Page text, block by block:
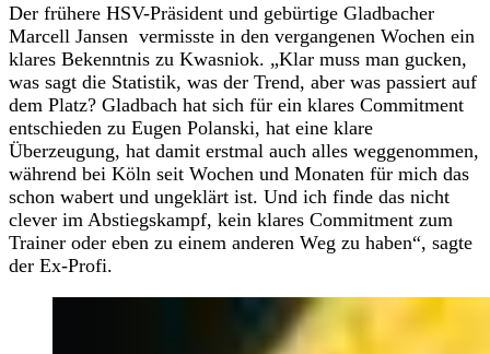
Der frühere HSV-Präsident und gebürtige Gladbacher
Marcell Jansen vermisste in den vergangenen Wochen ein
klares Bekenntnis zu Kwasniok. „Klar muss man gucken,
was sagt die Statistik, was der Trend, aber was passiert auf
dem Platz? Gladbach hat sich für ein klares Commitment
entschieden zu Eugen Polanski, hat eine klare
Überzeugung, hat damit erstmal auch alles weggenommen,
während bei Köln seit Wochen und Monaten für mich das
schon wabert und ungeklärt ist. Und ich finde das nicht
clever im Abstiegskampf, kein klares Commitment zum
Trainer oder eben zu einem anderen Weg zu haben“, sagte
der Ex-Profi.